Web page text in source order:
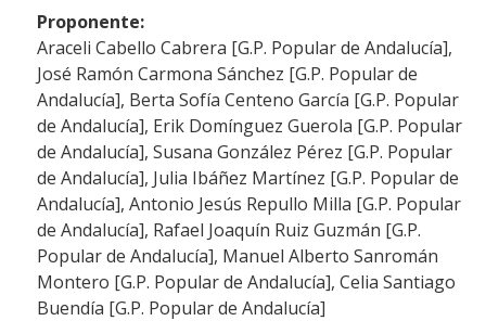
Proponente:
Araceli Cabello Cabrera [G.P. Popular de Andalucía],
José Ramón Carmona Sánchez [G.P. Popular de
Andalucía], Berta Sofía Centeno García [G.P. Popular
de Andalucía], Erik Domínguez Guerola [G.P. Popular
de Andalucía], Susana González Pérez [G.P. Popular
de Andalucía], Julia Ibáñez Martínez [G.P. Popular de
Andalucía], Antonio Jesús Repullo Milla [G.P. Popular
de Andalucía], Rafael Joaquín Ruiz Guzmán [G.P.
Popular de Andalucía], Manuel Alberto Sanromán
Montero [G.P. Popular de Andalucía], Celia Santiago
Buendía [G.P. Popular de Andalucía]